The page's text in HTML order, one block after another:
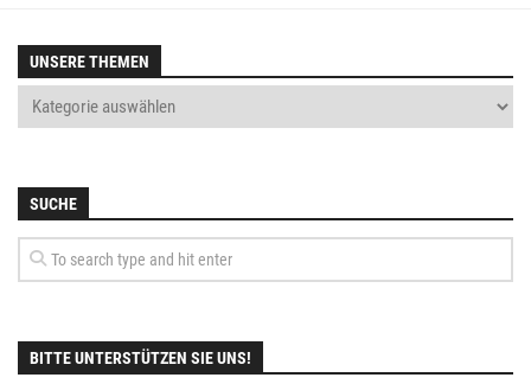
UNSERE THEMEN
SUCHE
BITTE UNTERSTÜTZEN SIE UNS!